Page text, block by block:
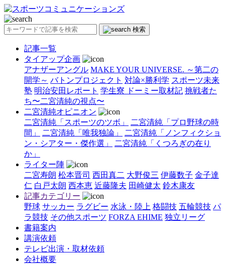
検索
記事一覧
タイアップ企画
アナザーアングル MAKE YOUR UNIVERSE. ～第二の
開学～ バトンプロジェクト 対論×勝利学 スポーツ未来
塾 明治安田レポート 学生寮 ドーミー取材記 挑戦者た
ち〜二宮清純の視点〜
二宮清純オピニオン
二宮清純「スポーツのツボ」
二宮清純「プロ野球の時
間」
二宮清純「唯我独論」
二宮清純「ノンフィクショ
ン・シアター・傑作選」
二宮清純「くつろぎの在り
か」
ライター陣
二宮寿朗 松本晋司 西田真二 大野俊三 伊藤数子 金子達
仁 白戸太朗 西本恵 近藤隆夫 田崎健太 鈴木康友
記事カテゴリー
野球 サッカー ラグビー 水泳・陸上 格闘技 五輪競技 パ
ラ競技 その他スポーツ FORZA EHIME 独立リーグ
書籍案内
講演依頼
テレビ出演・取材依頼
会社概要